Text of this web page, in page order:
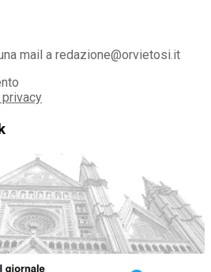
mail a redazione@orvietosi.it